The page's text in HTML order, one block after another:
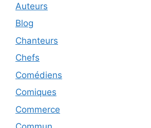
Auteurs
Blog
Chanteurs
Chefs
Comédiens
Comiques
Commerce